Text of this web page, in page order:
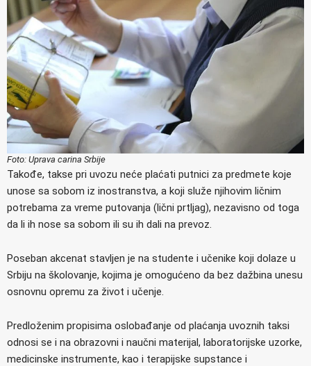
Foto: Uprava carina Srbije
Takođe, takse pri uvozu neće plaćati putnici za predmete koje
unose sa sobom iz inostranstva, a koji služe njihovim ličnim
potrebama za vreme putovanja (lični prtljag), nezavisno od toga
da li ih nose sa sobom ili su ih dali na prevoz.
Poseban akcenat stavljen je na studente i učenike koji dolaze u
Srbiju na školovanje, kojima je omogućeno da bez dažbina unesu
osnovnu opremu za život i učenje.
Predloženim propisima oslobađanje od plaćanja uvoznih taksi
odnosi se i na obrazovni i naučni materijal, laboratorijske uzorke,
medicinske instrumente, kao i terapijske supstance i